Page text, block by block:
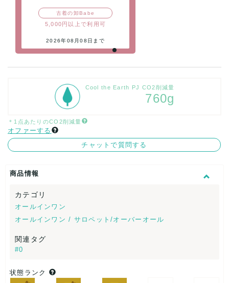
古着の卸Babe
5,000円以上で利用可
2026年08月08日まで
Cool the Earth PJ CO2削減量
760g
＊1点あたりのCO2削減量
オファーする
チャットで質問する
商品情報
カテゴリ
オールインワン
オールインワン / サロペット/オーバーオール
関連タグ
#0
状態ランク